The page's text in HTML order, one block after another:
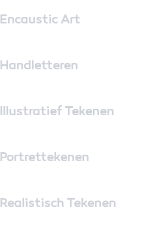
Encaustic Art
Handletteren
Illustratief Tekenen
Portrettekenen
Realistisch Tekenen